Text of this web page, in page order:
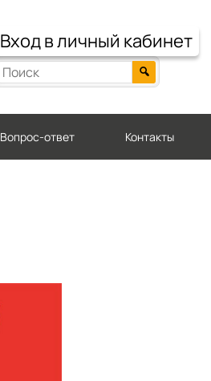
Вход в личный кабинет
Вопрос-ответ Контакты